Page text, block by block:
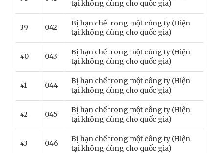
tại không dùng cho quốc gia)
39 042
Bị hạn chế trong một công ty (Hiện
tại không dùng cho quốc gia)
40 043
Bị hạn chế trong một công ty (Hiện
tại không dùng cho quốc gia)
41 044
Bị hạn chế trong một công ty (Hiện
tại không dùng cho quốc gia)
42 045
Bị hạn chế trong một công ty (Hiện
tại không dùng cho quốc gia)
43 046
Bị hạn chế trong một công ty (Hiện
tại không dùng cho quốc gia)